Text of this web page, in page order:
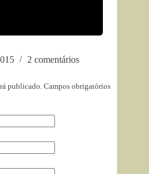
2 comentários
publicado. Campos obrigatórios